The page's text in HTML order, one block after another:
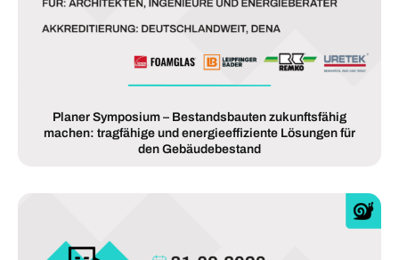
Planer Symposium – Bestandsbauten zukunftsfähig
machen: tragfähige und energieeffiziente Lösungen für
den Gebäudebestand